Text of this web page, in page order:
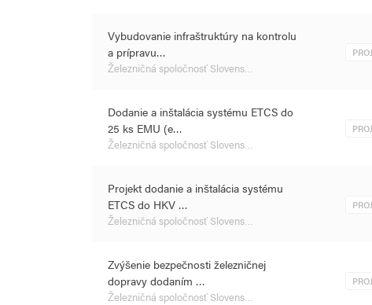
Vybudovanie infraštruktúry na kontrolu
a prípravu…
Železničná spoločnosť Slovens…
Dodanie a inštalácia systému ETCS do
25 ks EMU (e…
Železničná spoločnosť Slovens…
Projekt dodanie a inštalácia systému
ETCS do HKV …
Železničná spoločnosť Slovens…
Zvýšenie bezpečnosti železničnej
dopravy dodaním …
Železničná spoločnosť Slovens…